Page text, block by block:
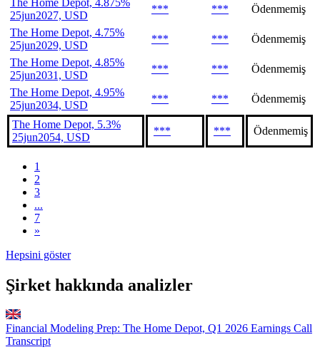
25jun2027, USD
*** ***
Ödenmemiş
The Home Depot, 4.75%
25jun2029, USD
*** ***
Ödenmemiş
The Home Depot, 4.85%
25jun2031, USD
*** ***
Ödenmemiş
The Home Depot, 4.95%
25jun2034, USD
*** *** Ödenmemiş
The Home Depot, 5.3%
25jun2054, USD
*** *** Ödenmemiş
1
2
3
...
7
»
Hepsini göster
Şirket hakkında analizler
Financial Modeling Prep: The Home Depot, Q1 2026 Earnings Call
Transcript